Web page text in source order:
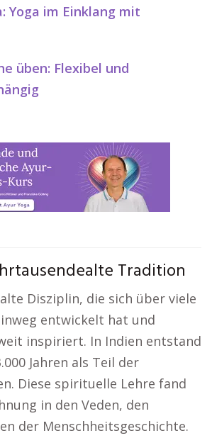
Yoga im Einklang mit
üben: Flexibel und
Tradition
Disziplin, die sich über viele
entwickelt hat und
inspiriert. In Indien entstand
Jahren als Teil der
Diese spirituelle Lehre fand
in den Veden, den
der Menschheitsgeschichte.